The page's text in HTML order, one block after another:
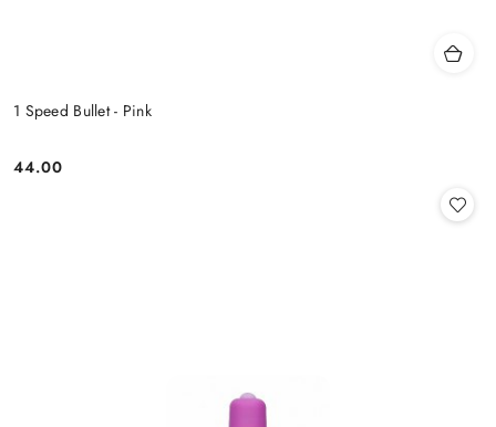
1 Speed Bullet - Pink
Cena:
44.00